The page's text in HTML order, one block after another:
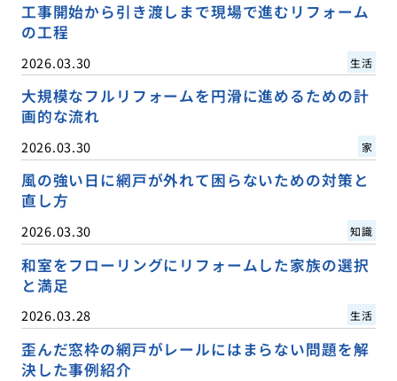
工事開始から引き渡しまで現場で進むリフォーム
の工程
2026.03.30 生活
大規模なフルリフォームを円滑に進めるための計
画的な流れ
2026.03.30 家
風の強い日に網戸が外れて困らないための対策と
直し方
2026.03.30 知識
和室をフローリングにリフォームした家族の選択
と満足
2026.03.28 生活
歪んだ窓枠の網戸がレールにはまらない問題を解
決した事例紹介